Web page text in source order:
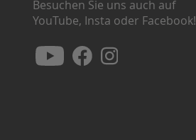
Besuchen Sie uns auch auf
YouTube, Insta oder Facebook!